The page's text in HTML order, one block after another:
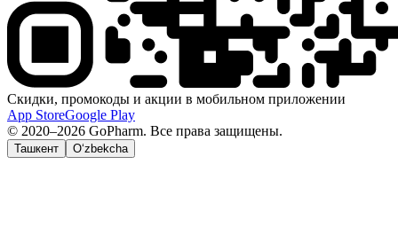
Скидки, промокоды и акции в мобильном приложении
App StoreGoogle Play
© 2020–2026 GoPharm. Все права защищены.
Ташкент O‘zbekcha